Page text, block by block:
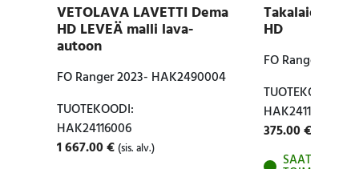
VETOLAVA LAVETTI Dema
HD LEVEÄ malli lava-
autoon
FO Ranger 2023- HAK2490004
TUOTEKOODI:
HAK24116006
1 667.00€ (sis. alv.)
Takalaidan
HD
FO Ranger
TUOTEKOODI:
HAK24115003
375.00€
SAATAVILLA,